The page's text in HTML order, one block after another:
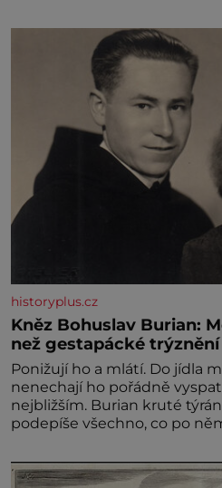
historyplus.cz
Kněz Bohuslav Burian:
než gestapácké trýznění
Ponižují ho a mlátí. Do jídla
nenechají ho pořádně
nejbližším. Burian kruté
podepíše všechno, co po
výslechů nikdo nevyvíjel
Syn brněnského řezníka